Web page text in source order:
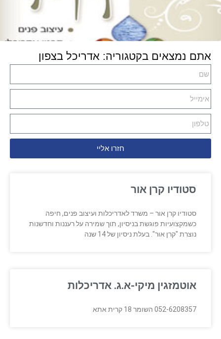
אתם נמצאים בקטגוריה: אדריכל בצפון
חזרו אליי
סטודיו קרן אור
סטודיו קרן אור – משרד לאדריכלות ועיצוב פנים, חיפה
כשמקצועיות פוגשת בניסיון, תוך שמירה על רעננות וחדשנות
נוצרת "קרן אור". בעלת ניסיון של 14 שנה
אוטמזגין מיקי-א.ג. אדריכלות
052-6208357 השומר 18 קרית אתא